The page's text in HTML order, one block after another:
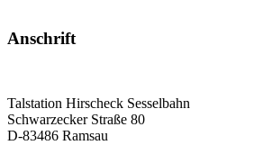
Anschrift
Talstation Hirscheck Sesselbahn
Schwarzecker Straße 80
D-83486 Ramsau